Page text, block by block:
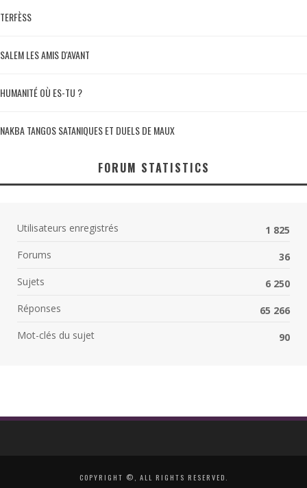
TERFÈSS
SALEM LES AMIS D'AVANT
HUMANITÉ OÙ ES-TU ?
NAKBA TANGOS SATANIQUES ET DUELS DE MAUX
FORUM STATISTICS
Utilisateurs enregistrés
1 825
Forums
36
Sujets
6 250
Réponses
65 266
Mot-clés du sujet
90
COPYRIGHT ©, ALL RIGHTS RESERVED.